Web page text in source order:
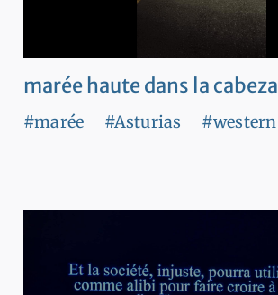
marée haute dans la cabeza
#marée #Asturias #western